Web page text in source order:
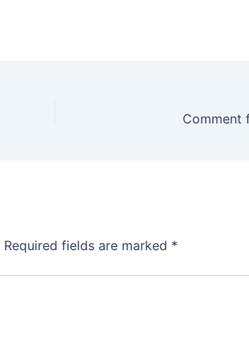
Comment
Required fields are marked *